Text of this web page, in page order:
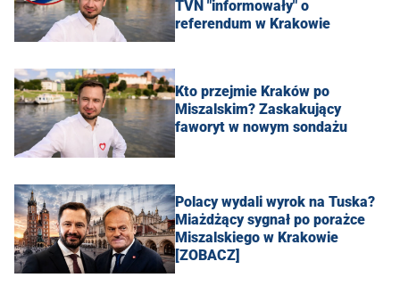
TVN "informowały" o
referendum w Krakowie
Kto przejmie Kraków po
Miszalskim? Zaskakujący
faworyt w nowym sondażu
Polacy wydali wyrok na Tuska?
Miażdżący sygnał po porażce
Miszalskiego w Krakowie
[ZOBACZ]